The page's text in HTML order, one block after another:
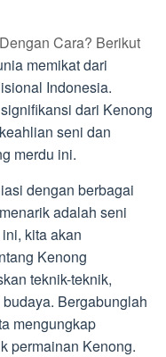
Cara? Berikut
memikat dari
Indonesia.
dari Kenong
seni dan
merdu ini.
dengan berbagai
adalah seni
kita akan
Kenong
teknik-teknik,
Bergabunglah
mengungkap
permainan Kenong.